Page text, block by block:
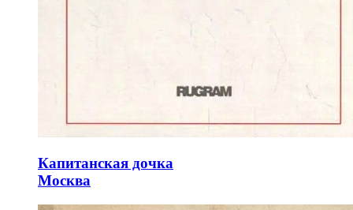
Капитанская дочка
Москва